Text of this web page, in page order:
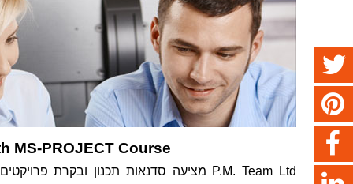
MS-PROJECT Course